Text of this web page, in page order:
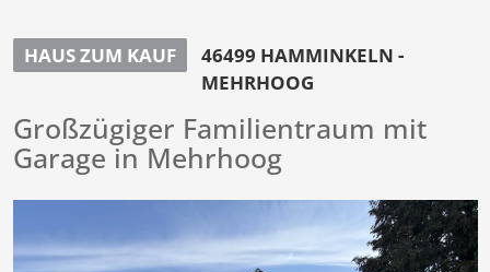
HAUS ZUM KAUF
46499 HAMMINKELN -
MEHRHOOG
Großzügiger Familientraum mit
Garage in Mehrhoog